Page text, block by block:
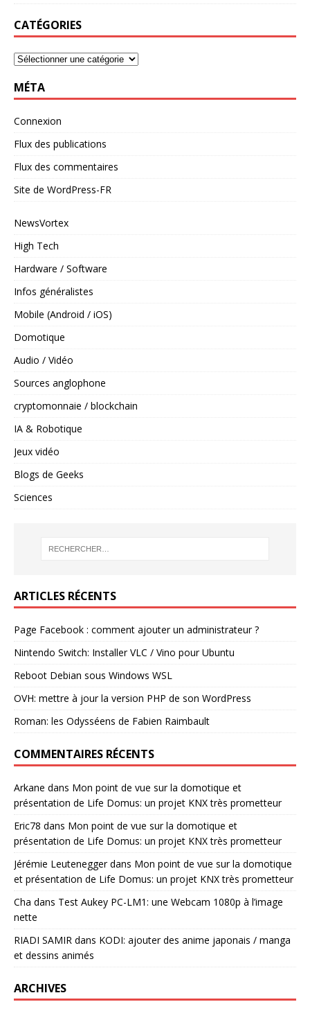
CATÉGORIES
MÉTA
Connexion
Flux des publications
Flux des commentaires
Site de WordPress-FR
NewsVortex
High Tech
Hardware / Software
Infos généralistes
Mobile (Android / iOS)
Domotique
Audio / Vidéo
Sources anglophone
cryptomonnaie / blockchain
IA & Robotique
Jeux vidéo
Blogs de Geeks
Sciences
ARTICLES RÉCENTS
Page Facebook : comment ajouter un administrateur ?
Nintendo Switch: Installer VLC / Vino pour Ubuntu
Reboot Debian sous Windows WSL
OVH: mettre à jour la version PHP de son WordPress
Roman: les Odysséens de Fabien Raimbault
COMMENTAIRES RÉCENTS
Arkane dans Mon point de vue sur la domotique et
présentation de Life Domus: un projet KNX très prometteur
Eric78 dans Mon point de vue sur la domotique et
présentation de Life Domus: un projet KNX très prometteur
Jérémie Leuteneggerdans Mon point de vue sur la domotique
et présentation de Life Domus: un projet KNX très prometteur
Cha dans Test Aukey PC-LM1: une Webcam 1080p à l’image
nette
RIADI SAMIR dans KODI: ajouter des anime japonais / manga
et dessins animés
ARCHIVES